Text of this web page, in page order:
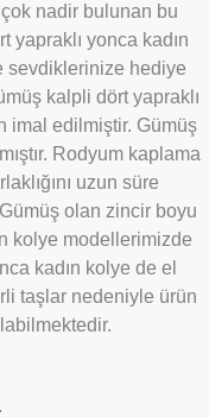
nadir bulunan bu
yapraklı yonca kadın
sevdiklerinize hediye
kalpli dört yapraklı
imal edilmiştir. Gümüş
Rodyum kaplama
uzun süre
olan zincir boyu
kolye modellerimizde
kadın kolye de el
taşlar nedeniyle ürün